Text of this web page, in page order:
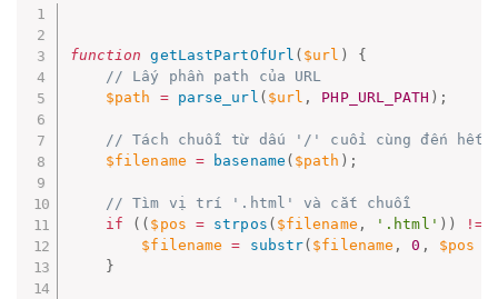
function getLastPartOfUrl ( $url )
{
// Lấy phần path của URL
$path
= parse_url ( $url , PHP_URL_PATH ) ;
// Tách chuỗi từ dấu '/' cuối cùng đến hết
$filename = basename ( $path ) ;
// Tìm vị trí '.html' và cắt chuỗi
if
( ( $pos = strpos ( $filename , '.html' ) )
!==
$filename
= substr( $filename , 0 , $pos
}